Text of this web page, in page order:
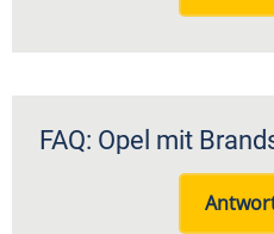
FAQ: Opel mit